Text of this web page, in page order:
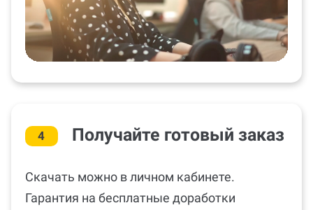
4 Получайте готовый заказ
Скачать можно в личном кабинете.
Гарантия на бесплатные доработки